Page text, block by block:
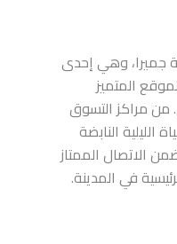
جميرا، وهي إحدى
المتميز
مراكز التسوق
الليلية النابضة
الاتصال الممتاز
في المدينة.